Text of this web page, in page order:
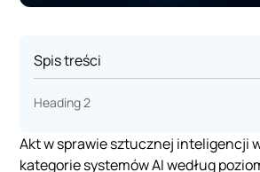
Spis treści
Heading 2
Akt w sprawie sztucznej inteligencji
kategorie systemów AI według